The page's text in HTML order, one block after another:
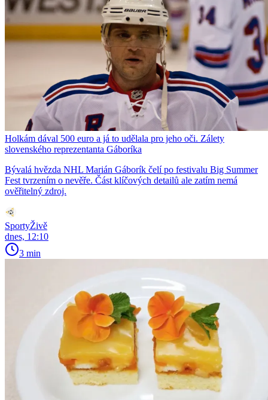
Holkám dával 500 euro a já to udělala pro jeho oči. Zálety
slovenského reprezentanta Gáboríka
Bývalá hvězda NHL Marián Gáborík čelí po festivalu Big Summer
Fest tvrzením o nevěře. Část klíčových detailů ale zatím nemá
ověřitelný zdroj.
SportyŽivě
dnes, 12:10
3 min